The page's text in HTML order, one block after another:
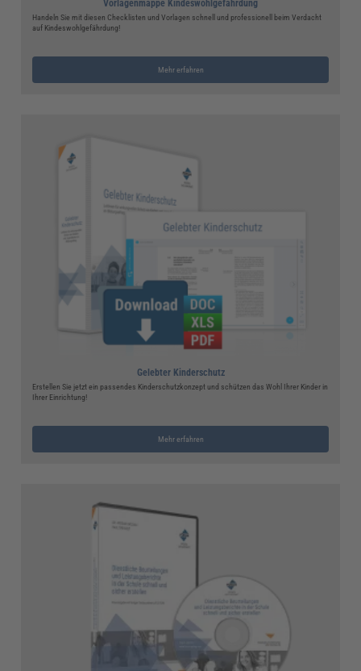
Vorlagenmappe Kindeswohlgefährdung
Handeln Sie mit diesen Checklisten und Vorlagen schnell und professionell beim Verdacht
auf Kindeswohlgefährdung!
Mehr erfahren
Gelebter Kinderschutz
Erstellen Sie jetzt ein passendes Kinderschutzkonzept und schützen das Wohl Ihrer Kinder in
Ihrer Einrichtung!
Mehr erfahren